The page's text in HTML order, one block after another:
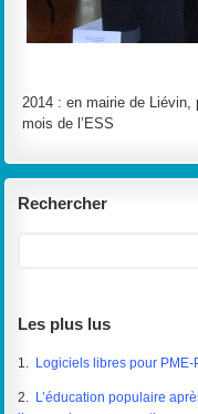
2014 : en mairie de
mois de l’ESS
Rechercher
Les plus lus
1. Logiciels libres pour PME-
2.
L’éducation populaire